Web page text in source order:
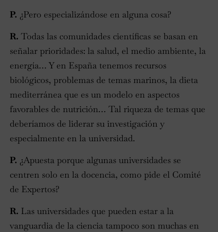
P. ¿Pero especializándose en alguna cosa?
R. Todas las comunidades científicas se basan en
señalar prioridades: la salud, el medio ambiente, la
energía… Y en España tenemos recursos
biológicos, problemas de temas marinos, la dieta
mediterránea que es un modelo en aspectos
favorables de nutrición… Tal riqueza de temas que
deberíamos de liderar su investigación y
especialmente en la universidad.
P. ¿Apuesta porque algunas universidades se
centren solo en la docencia, como pide el Comité
de Expertos?
R. Las universidades que pueden estar a la
vanguardia de la ciencia tampoco son muchas en